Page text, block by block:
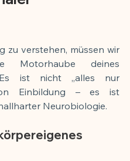
zu verstehen, müssen wir
deines
Es ist nicht „alles nur
Einbildung – es ist
Neurobiologie.